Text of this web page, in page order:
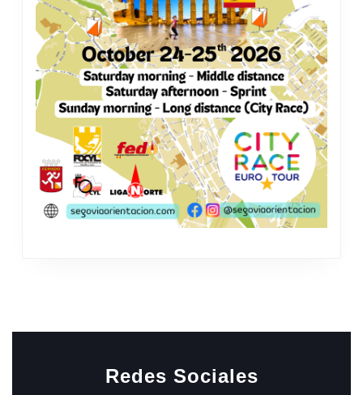
Redes Sociales